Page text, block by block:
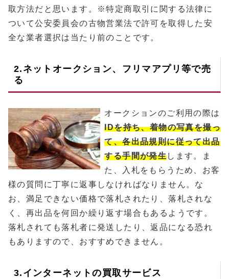
取方法だと思います。※特定商取引に関する法律に
ついて公安委員会の古物営業法で許可を取得した安
全な業者選択は当たり前のことです。
2.ネットオークション、フリマアプリ等で売
る
オークションのご利用の際は
IDを持ち、着物の写真を撮っ
て、各出品規則に従って出品
する手間が発生します。ま
た、入札をもらうため、お客
様の質問に丁寧に返事しなければなりません。な
お、満足できない価格で落札されたり、落札されな
く、再出品を何回か繰り返す場合もあるようです。
落札されても落札者に発送したり、返品になる恐れ
もありますので、おすすめできません。
3.インターネットの買取サービス